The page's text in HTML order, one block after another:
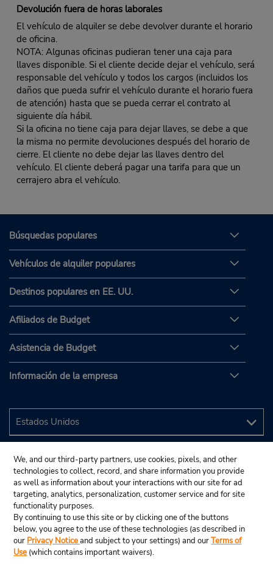
Devolución fuera de horas laborales
El vehículo de alquiler se debe devolver durante el horario
de oficina.
NOTA: Algunas oficinas pudieran tener una caja para
llaves disponible. Si el cliente decide dejar el vehículo, será
responsable del vehículo y todos los cargos (incluidos los
daños que pueda sufrir el vehículo durante el horario fuera
de atención) hasta que se pueda cerrar el contrato al
siguiente día hábil.
Si la oficina no tiene caja para dejar llaves, se debe a que
la misma no permite devoluciones después del horario de
cierre. El cliente no debe dejar las llaves dentro del
vehículo. El cliente deberá pagar una tarifa para que un
cerrajero abra el vehículo.
Búsquedas populares
Vehículos de alquiler populares
Destinos populares en EE. UU.
Afiliados de Budget
Asistencia de Budget
Información de la empresa
We, and our third-party partners, use cookies, pixels, and other
technologies to collect, record, and share information you provide
as well as information about your interactions with our site for ad
targeting, analytics, personalization, customer service and for site
functionality purposes.
By continuing to use this site or by clicking one of the buttons
below, you agree to the use of these technologies (as described in
our Privacy Noticeand subject to your settings) and ourTerms of
Use (which contains important waivers).